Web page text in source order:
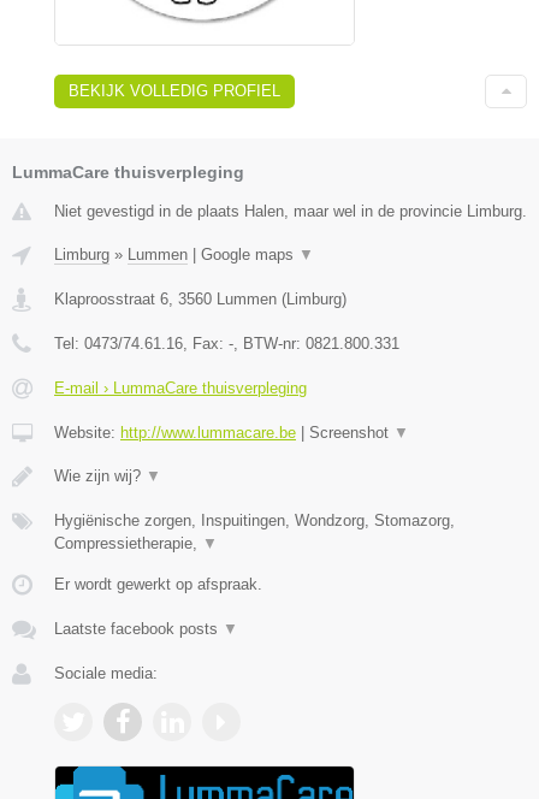
BEKIJK VOLLEDIG PROFIEL
LummaCare thuisverpleging
Niet gevestigd in de plaats Halen, maar wel in de provincie Limburg.
Limburg » Lummen Google maps ▼
Klaproosstraat 6, 3560 Lummen (Limburg)
Tel: 0473/74.61.16, Fax: -, BTW-nr: 0821.800.331
E-mail › LummaCare thuisverpleging
Website: http://www.lummacare.be Screenshot ▼
Wie zijn wij? ▼
Hygiënische zorgen, Inspuitingen, Wondzorg, Stomazorg,
Compressietherapie, ▼
Er wordt gewerkt op afspraak.
Laatste facebook posts ▼
Sociale media: